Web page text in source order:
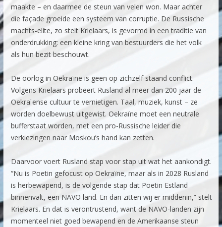
maakte – en daarmee de steun van velen won. Maar achter
die façade groeide een systeem van corruptie. De Russische
machts-elite, zo stelt Krielaars, is gevormd in een traditie van
onderdrukking: een kleine kring van bestuurders die het volk
als hun bezit beschouwt.
De oorlog in Oekraïne is geen op zichzelf staand conflict.
Volgens Krielaars probeert Rusland al meer dan 200 jaar de
Oekraïense cultuur te vernietigen. Taal, muziek, kunst – ze
worden doelbewust uitgewist. Oekraïne moet een neutrale
bufferstaat worden, met een pro-Russische leider die
verkiezingen naar Moskou’s hand kan zetten.
Daarvoor voert Rusland stap voor stap uit wat het aankondigt.
“Nu is Poetin gefocust op Oekraïne, maar als in 2028 Rusland
is herbewapend, is de volgende stap dat Poetin Estland
binnenvalt, een NAVO land. En dan zitten wij er middenin,” stelt
Krielaars. En dat is verontrustend, want de NAVO-landen zijn
momenteel niet goed bewapend en de Amerikaanse steun